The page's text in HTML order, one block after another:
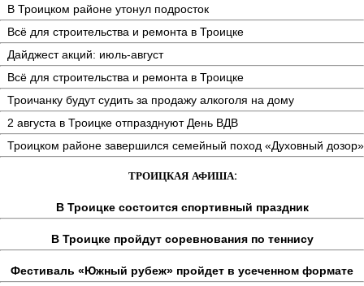
В Троицком районе утонул подросток
Всё для строительства и ремонта в Троицке
Дайджест акций: июль-август
Всё для строительства и ремонта в Троицке
Троичанку будут судить за продажу алкоголя на дому
2 августа в Троицке отпразднуют День ВДВ
Троицком районе завершился семейный поход «Духовный дозор»
ТРОИЦКАЯ АФИША:
В Троицке состоится спортивный праздник
В Троицке пройдут соревнования по теннису
Фестиваль «Южный рубеж» пройдет в усеченном формате